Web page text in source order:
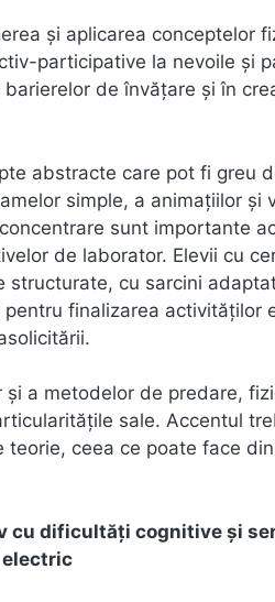
și aplicarea conceptelor
participative la nevoile și
de învățare și în
abstracte care pot fi greu
simple, a animațiilor
sunt importante
de laborator. Elevii cu
cu sarcini
finalizarea
a metodelor de predare,
sale. Accentul
teorie, ceea ce poate face
cu dificultăți cognitive și